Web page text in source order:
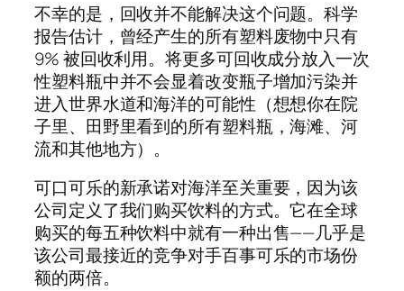
不幸的是，回收并不能解决这个问题。科学
报告估计，曾经产生的所有塑料废物中只有
9% 被回收利用。将更多可回收成分放入一次
性塑料瓶中并不会显着改变瓶子增加污染并
进入世界水道和海洋的可能性（想想你在院
子里、田野里看到的所有塑料瓶，海滩、河
流和其他地方）。
可口可乐的新承诺对海洋至关重要，因为该
公司定义了我们购买饮料的方式。它在全球
购买的每五种饮料中就有一种出售——几乎是
该公司最接近的竞争对手百事可乐的市场份
额的两倍。